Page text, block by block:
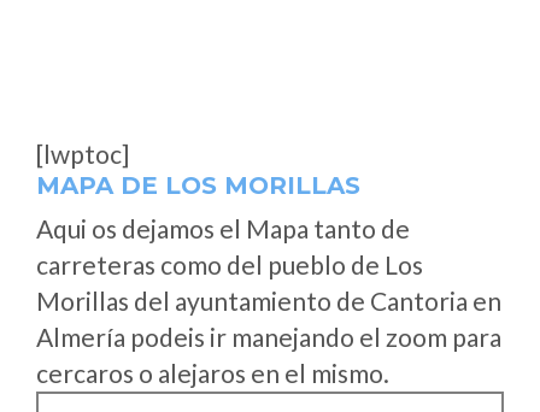
[lwptoc]
MAPA DE LOS MORILLAS
Aqui os dejamos el Mapa tanto de
carreteras como del pueblo de Los
Morillas del ayuntamiento de Cantoria en
Almería podeis ir manejando el zoom para
cercaros o alejaros en el mismo.